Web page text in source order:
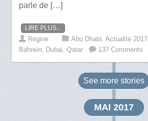
parle de […]
LIRE PLUS...
Régine ⋅ Abu Dhabi ,Actualité 2017
Bahreïn
Dubai ,Qatar 137 Comments
See more stories
MAI 2017